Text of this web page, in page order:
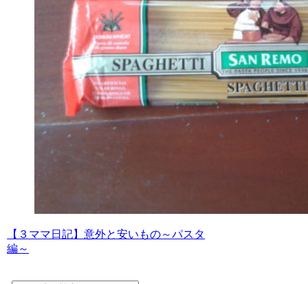
【３ママ日記】意外と安いもの～パスタ
編～